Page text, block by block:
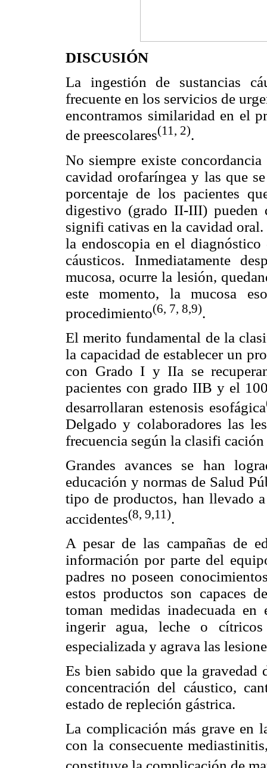
DISCUSIÓN
La ingestión de sustancias
frecuente en los servicios de
encontramos similaridad en el
de preescolares(11, 2).
No siempre existe
cavidad orofaríngea y las que
porcentaje de los pacientes
digestivo (grado II-III) pueden
signifi cativas en la cavidad
la endoscopia en el
cáusticos. Inmediatamente
mucosa, ocurre la lesión,
este momento, la mucosa
procedimiento(6, 7, 8,9).
El merito fundamental de la
la capacidad de establecer un
con Grado I y IIa se
pacientes con grado IIB y el
desarrollaran estenosis esofágica
Delgado y colaboradores las
frecuencia según la clasifi
Grandes avances se han
educación y normas de Salud
tipo de productos, han llevado
accidentes(8, 9,11).
A pesar de las campañas de
información por parte del
padres no poseen
estos productos son capaces
toman medidas inadecuada
ingerir agua, leche o
especializada y agrava las
Es bien sabido que la gravedad
concentración del cáustico,
estado de repleción gástrica.
La complicación más grave en
con la consecuente